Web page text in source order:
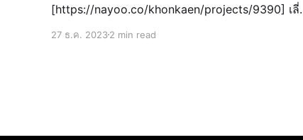
[https://nayoo.co/khonkaen/projects/9390] เลี่
เป็นประเภทบ้านเดี่ยว ตั้งอยู่บนถนนเลี่ยงเมือง
27 ธ.ค. 20232 min read